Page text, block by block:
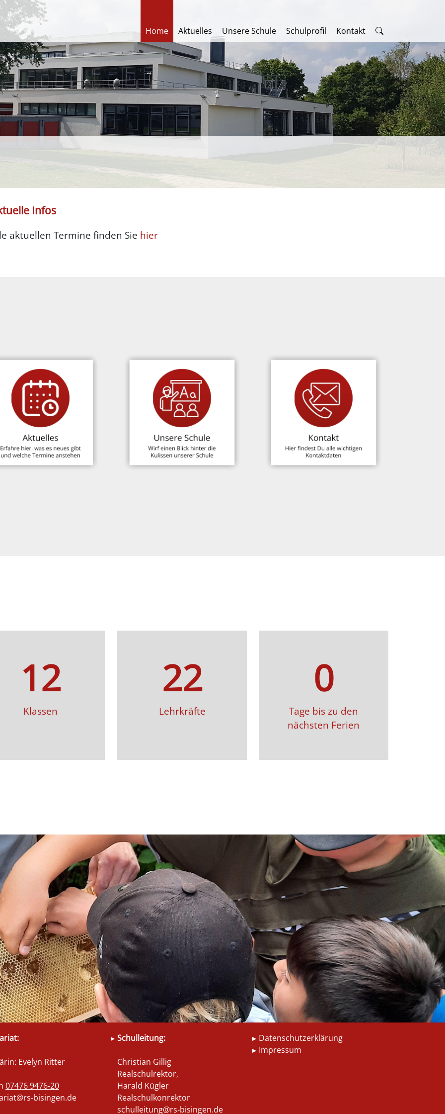
Home Aktuelles Unsere Schule Schulprofil Kontakt
Infos
aktuellen Termine finden Sie hier
12
Klassen
22
Lehrkräfte
0
Tage bis zu den
nächsten Ferien
Evelyn Ritter
07476 9476-20
bisingen.de
Schulleitung:
Christian Gillig
Realschulrektor,
Harald Kügler
Realschulkonrektor
schulleitung@rs-bisingen.de
Datenschutzerklärung
Impressum